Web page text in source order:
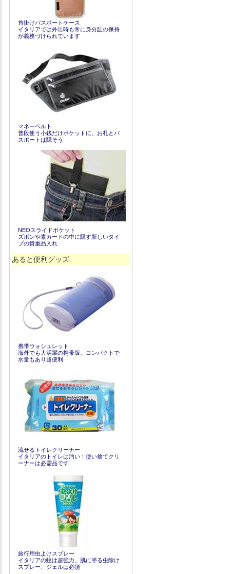
首掛けパスポートケース
イタリアでは外出時も常に身分証の保持
が義務づけられています
マネーベルト
普段使う小銭だけポケットに。お札とパ
スポートは隠そう
NEOスライドポケット
ズボンや素カードの中に隠す新しいタイ
プの貴重品入れ
あると便利グッズ
携帯ウォシュレット
海外でも大活躍の携帯版。コンパクトで
水量もあり超便利
流せるトイレクリーナー
イタリアのトイレは汚い！使い捨てクリ
ーナーは必需品です
旅行用虫よけスプレー
イタリアの蚊は超強力。肌に塗る虫除け
スプレー、ジェルは必須